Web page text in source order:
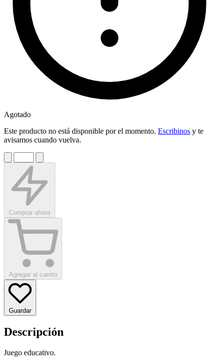
Agotado
Este producto no está disponible por el momento. Escribinos y te
avisamos cuando vuelva.
Comprar ahora
Agregar al carrito
Guardar
Descripción
Juego educativo.